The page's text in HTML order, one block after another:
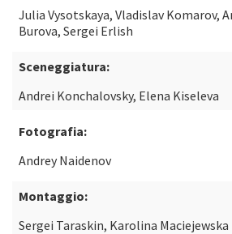
Julia Vysotskaya, Vladislav Komarov,
Burova, Sergei Erlish
Sceneggiatura:
Andrei Konchalovsky, Elena Kiseleva
Fotografia:
Andrey Naidenov
Montaggio:
Sergei Taraskin, Karolina Maciejewska